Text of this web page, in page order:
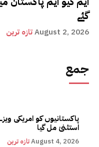
گئے
تازہ ترینAugust 2, 2026
جمع
پاکستانیوں کو امریکی
استثنیٰ مل گیا
تازہ ترینAugust 4, 2026